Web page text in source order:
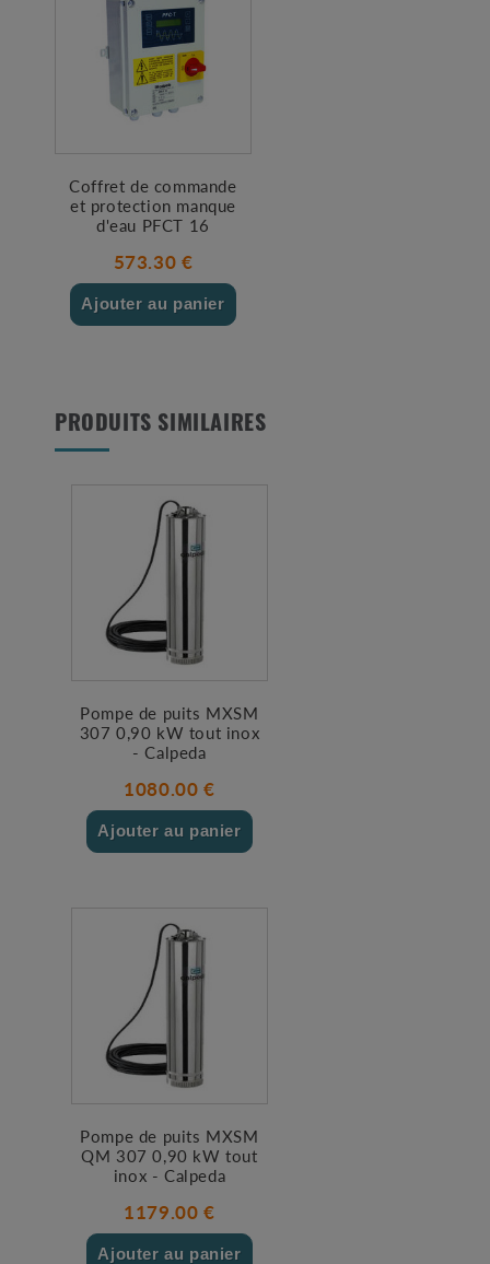
Coffret de commande
et protection manque
d'eau PFCT 16
573.30 €
Ajouter au panier
PRODUITS SIMILAIRES
Pompe de puits MXSM
307 0,90 kW tout inox
- Calpeda
1080.00 €
Ajouter au panier
Pompe de puits MXSM
QM 307 0,90 kW tout
inox - Calpeda
1179.00 €
Ajouter au panier